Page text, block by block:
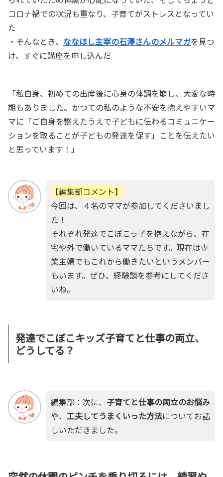
コロナ禍での状況も重なり、子育てがストレスとなってい
た
・そんなとき、 ななほし主宰の石澤さんのメルマガを見つ
け、すぐに講座を申し込んだ
「私自身、初めての出産後に心身の体調を崩し、大変な時
期もありました。かつての私のような不安を抱えやすいマ
マに「ご自身を整えたうえで子どもに伝わるコミュニケー
ションを取ることが子どもの発達を促す」 ことを伝えたい
と思っています！」
【編集部コメント】
今回は、４名のママが参加してくださいまし
た！
それぞれ発達でこぼこっ子を抱えながら、在
宅や外で働いているママたちです。現在は専
業主婦でもこれから働きたいというメンバー
もいます。ぜひ、経験談を参考にしてくださ
いね。
発達でこぼこキッズ子育てと仕事の両立、
どうしてる？
編集部：次に、 子育てと仕事の両立のお悩み
や、 工夫してうまくいった方法についてお話
しいただきました。